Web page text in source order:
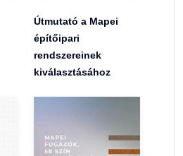
Útmutató a Mapei
építőipari
rendszereinek
kiválasztásához